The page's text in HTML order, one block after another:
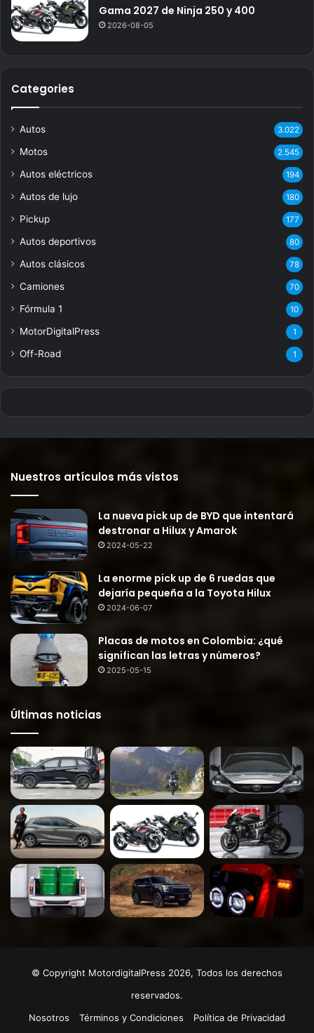
Gama 2027 de Ninja 250 y 400
2026-08-05
Categories
Autos 3.022
Motos 2.545
Autos eléctricos 194
Autos de lujo 180
Pickup 177
Autos deportivos 80
Autos clásicos 78
Camiones 70
Fórmula 1 10
MotorDigitalPress 1
Off-Road 1
Nuestros artículos más vistos
La nueva pick up de BYD que intentará
destronar a Hilux y Amarok
2024-05-22
La enorme pick up de 6 ruedas que
dejaría pequeña a la Toyota Hilux
2024-06-07
Placas de motos en Colombia: ¿qué
significan las letras y números?
2025-05-15
Últimas noticias
© Copyright MotordigitalPress 2026, Todos los derechos
reservados.
Nosotros
Términos y Condiciones Política de Privacidad